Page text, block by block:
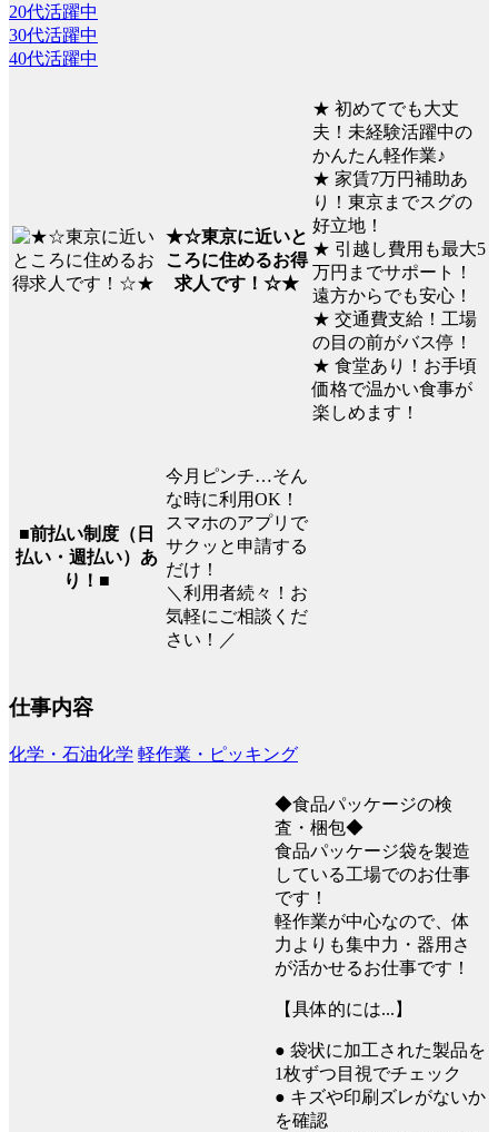
20代活躍中
30代活躍中
40代活躍中
★☆東京に近いと
ころに住めるお得
求人です！☆★
★ 初めてでも大丈
夫！未経験活躍中の
かんたん軽作業♪
★ 家賃7万円補助あ
り！東京までスグの
好立地！
★ 引越し費用も最大5
万円までサポート！
遠方からでも安心！
★ 交通費支給！工場
の目の前がバス停！
★ 食堂あり！お手頃
価格で温かい食事が
楽しめます！
■前払い制度（日
払い・週払い）あ
り！■
今月ピンチ…そん
な時に利用OK！
スマホのアプリで
サクッと申請する
だけ！
＼利用者続々！お
気軽にご相談くだ
さい！／
仕事内容
化学・石油化学 軽作業・ピッキング
◆食品パッケージの検
査・梱包◆
食品パッケージ袋を製造
している工場でのお仕事
です！
軽作業が中心なので、体
力よりも集中力・器用さ
が活かせるお仕事です！
【具体的には...】
● 袋状に加工された製品を
1枚ずつ目視でチェック
● キズや印刷ズレがないか
を確認